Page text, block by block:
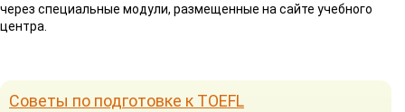
через специальные модули, размещенные на сайте учебного
центра.
Советы по подготовке к TOEFL